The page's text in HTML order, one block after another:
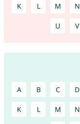
K L M N
U V
A B C D
K L M N